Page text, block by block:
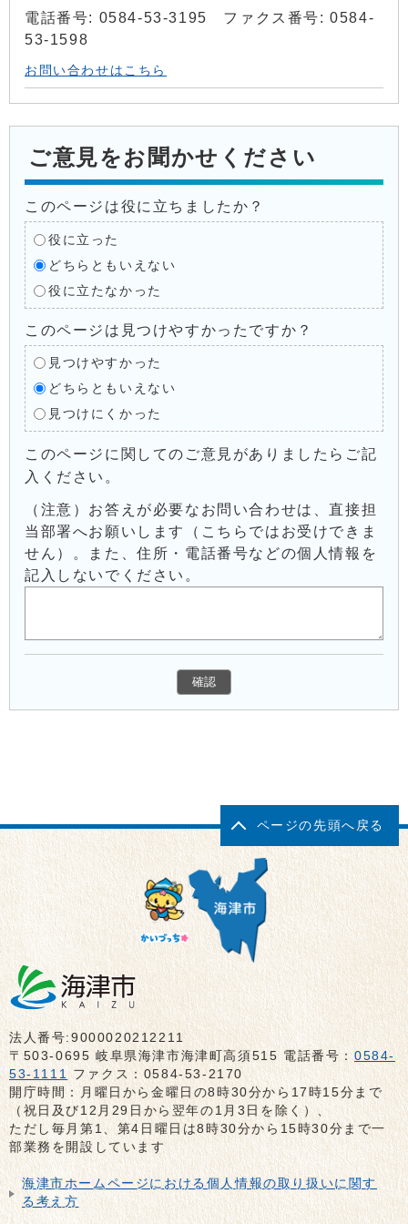
電話番号: 0584-53-3195 ファクス番号: 0584-
53-1598
お問い合わせはこちら
ご意見をお聞かせください
このページは役に立ちましたか？
役に立った
どちらともいえない
役に立たなかった
このページは見つけやすかったですか？
見つけやすかった
どちらともいえない
見つけにくかった
このページに関してのご意見がありましたらご記
入ください。
（注意）お答えが必要なお問い合わせは、直接担
当部署へお願いします（こちらではお受けできま
せん）。また、住所・電話番号などの個人情報を
記入しないでください。
ページの先頭へ戻る
法人番号:9000020212211
〒503-0695 岐阜県海津市海津町高須515 電話番号：0584-
53-1111 ファクス：0584-53-2170
開庁時間：月曜日から金曜日の8時30分から17時15分まで
（祝日及び12月29日から翌年の1月3日を除く）、
ただし毎月第1、第4日曜日は8時30分から15時30分まで一
部業務を開設しています
海津市ホームページにおける個人情報の取り扱いに関す
る考え方